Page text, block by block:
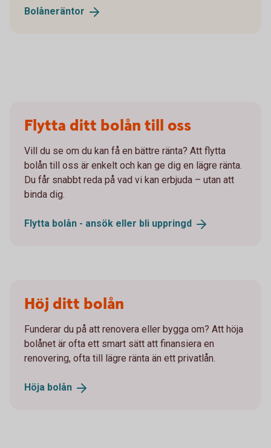
Bolåneräntor
Flytta ditt bolån till oss
Vill du se om du kan få en bättre ränta? Att flytta
bolån till oss är enkelt och kan ge dig en lägre ränta.
Du får snabbt reda på vad vi kan erbjuda – utan att
binda dig.
Flytta bolån - ansök eller bli uppringd
Höj ditt bolån
Funderar du på att renovera eller bygga om? Att höja
bolånet är ofta ett smart sätt att finansiera en
renovering, ofta till lägre ränta än ett privatlån.
Höja bolån